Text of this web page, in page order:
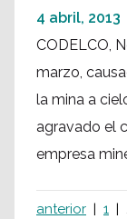
4 abril, 2013
CODELCO,
marzo,
la mina a
agravado el
empresa
anterior 1